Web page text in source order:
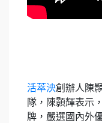
活萃泱創辦人陳
隊，陳顥輝表示
牌，嚴選國內外